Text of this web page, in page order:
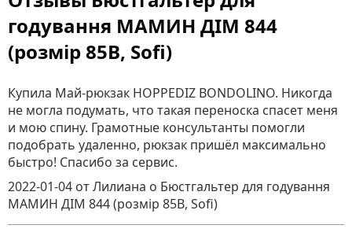
годування МАМИН ДІМ 844
(розмір 85B, Sofi)
Купила Май-рюкзак HOPPEDIZ BONDOLINO. Никогда
не могла подумать, что такая переноска спасет меня
и мою спину. Грамотные консультанты помогли
подобрать удаленно, рюкзак пришёл максимально
быстро! Спасибо за сервис.
2022-01-04 от Лилиана о Бюстгальтер для годування
МАМИН ДІМ 844 (розмір 85B, Sofi)